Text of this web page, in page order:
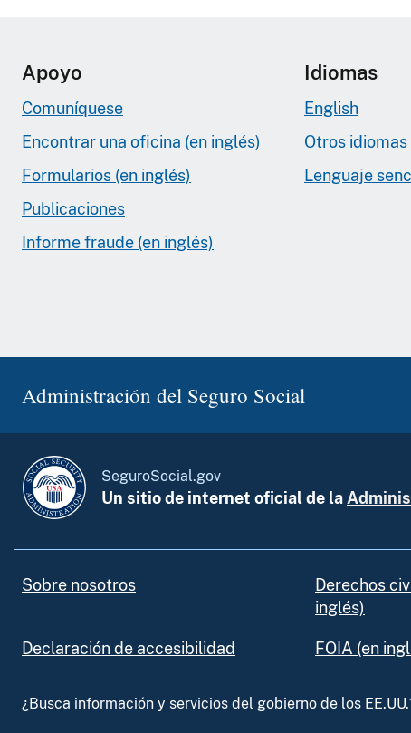
Apoyo
Comuníquese
Encontrar una oficina (en inglés)
Formularios (en inglés)
Publicaciones
Informe fraude (en inglés)
Idiomas
English
Otros idiomas
Lenguaje
Administración del Seguro Social
SeguroSocial.gov
Un sitio de internet oficial de la
Sobre nosotros
Derechos
inglés)
Declaración de accesibilidad FOIA (en
¿Busca información y servicios del gobierno de los